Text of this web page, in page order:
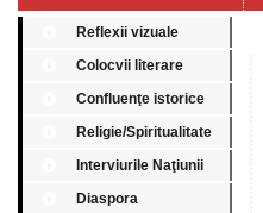
Reflexii vizuale
Colocvii literare
Confluenţe istorice
Religie/Spiritualitate
Interviurile Naţiunii
Diaspora